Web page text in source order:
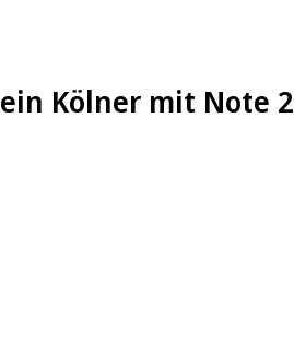
Kölner mit Note 2